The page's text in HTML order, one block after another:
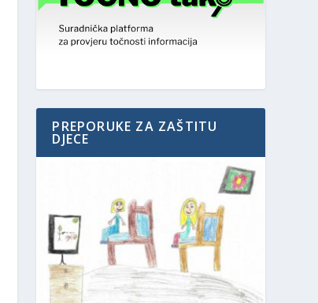
PREPORUKE ZA ZAŠTITU
DJECE